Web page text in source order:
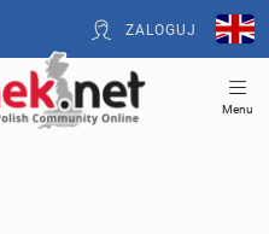
ZALOGUJ
Menu